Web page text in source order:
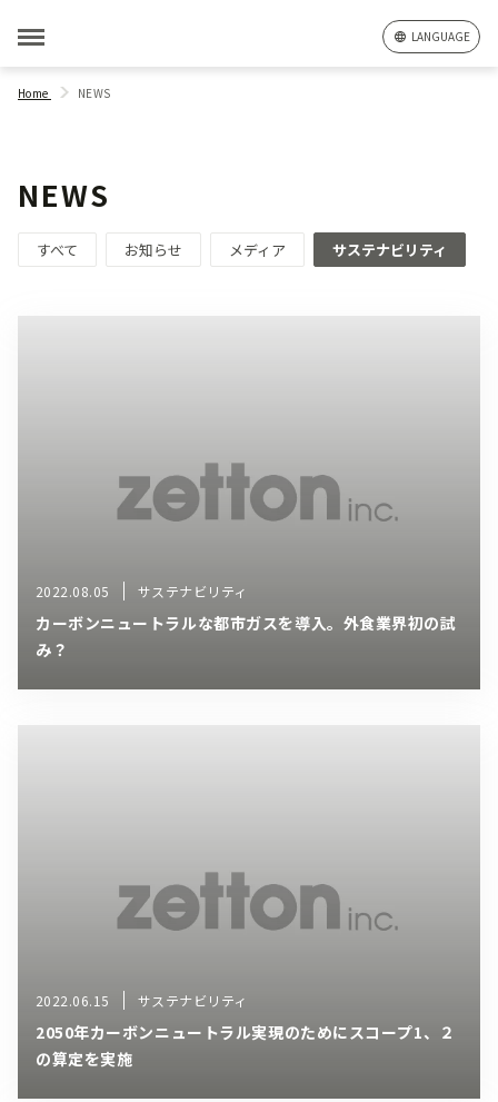
LANGUAGE
Home NEWS
NEWS
すべて お知らせ メディア サステナビリティ
2022.08.05 サステナビリティ
カーボンニュートラルな都市ガスを導入。外食業界初の試
み？
2022.06.15 サステナビリティ
2050年カーボンニュートラル実現のためにスコープ1、２
の算定を実施